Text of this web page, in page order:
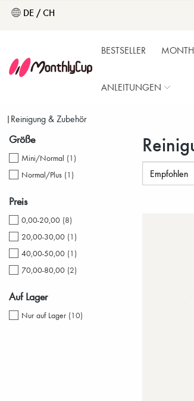
DE / CH
BESTSELLER
ANLEITUNGEN
Reinigung & Zubehör
Größe
Mini/Normal (1 )
Normal/Plus (1 )
Preis
0,00-20,00 (8)
20,00-30,00 (1 )
40,00-50,00 (1 )
70,00-80,00 (2)
Auf Lager
Nur auf Lager (10)